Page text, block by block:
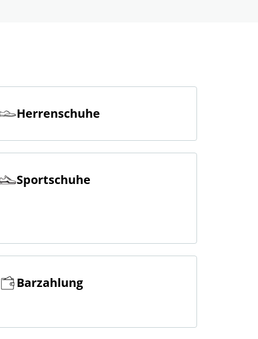
Herrenschuhe
Sportschuhe
Barzahlung